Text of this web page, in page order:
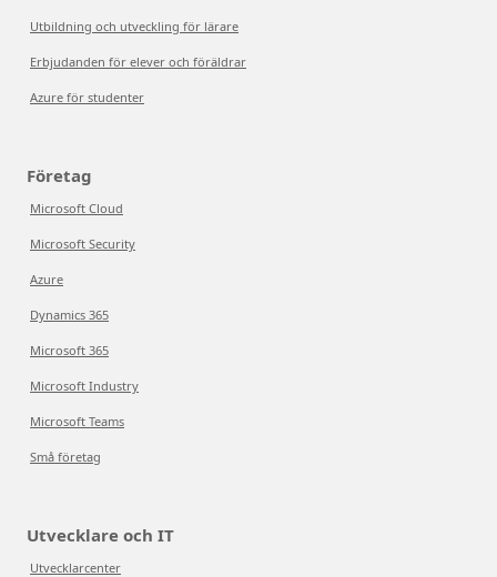
Utbildning och utveckling för lärare
Erbjudanden för elever och föräldrar
Azure för studenter
Företag
Microsoft Cloud
Microsoft Security
Azure
Dynamics 365
Microsoft 365
Microsoft Industry
Microsoft Teams
Små företag
Utvecklare och IT
Utvecklarcenter